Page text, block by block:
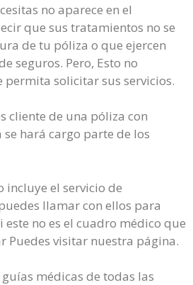
no aparece en el
que sus tratamientos no se
de tu póliza o que ejercen
seguros. Pero, Esto no
permita solicitar sus servicios.
cliente de una póliza con
hará cargo parte de los
incluye el servicio de
llamar con ellos para
este no es el cuadro médico que
Puedes visitar nuestra página.
médicas de todas las